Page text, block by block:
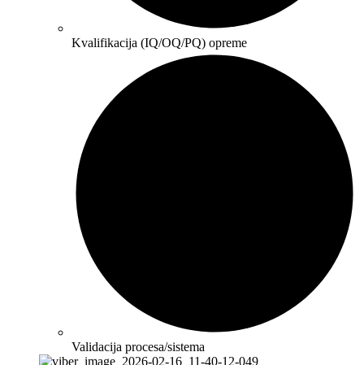
Kvalifikacija (IQ/OQ/PQ) opreme
Validacija procesa/sistema